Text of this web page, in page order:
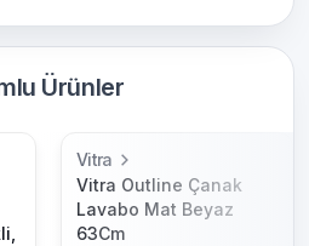
Ürünler
Vitra
Vitra Outline Çanak
Lavabo Mat Beyaz
63Cm